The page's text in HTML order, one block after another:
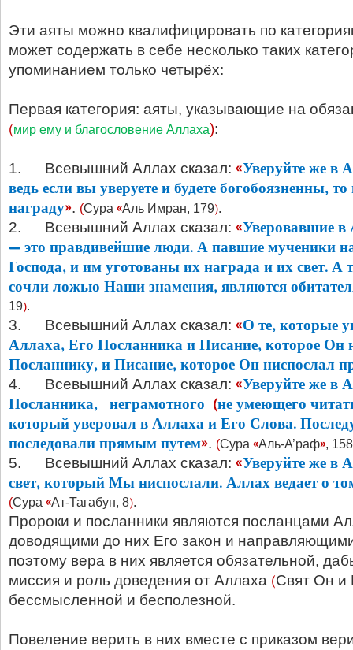
Эти аяты можно квалифицировать по
может содержать в себе несколько таких
упоминанием только четырёх:
Первая категория: аяты, указывающие на
(мир ему и благословение Аллаха):
1. Всевышний Аллах сказал: «Уверуйте же в
ведь если вы уверуете и буде­те богобоязненны,
награду». (Сура «Аль Имран, 179).
2. Всевышний Аллах сказал: «Уверовавшие
— это правдивейшие люди. А павшие мученики
Господа, и им уготованы их награда и их свет. А
сочли ложью Наши знамения, являются
19).
3. Всевышний Аллах сказал: «О те, которые
Аллаха, Его Посланника и Писание, которое Он
Посланнику, и Писание, которое Он нис­послал
4. Всевышний Аллах сказал: «Уверуйте же в
Посланника, неграмотного (не умеющего
который уверовал в Аллаха и Его Слова.
последовали прямым путем». (Сура «Аль-А’раф», 158
5. Всевышний Аллах сказал: «Уверуйте же в
свет, ко­торый Мы ниспослали. Аллах ведает о
(Сура «Ат-Тагабун, 8).
Пророки и посланники являются посланцами
доводящими до них Его закон и
поэтому вера в них является обязательной,
миссия и роль доведения от Аллаха (Свят Он и
бессмысленной и бесполезной.
Повеление верить в них вместе с приказом